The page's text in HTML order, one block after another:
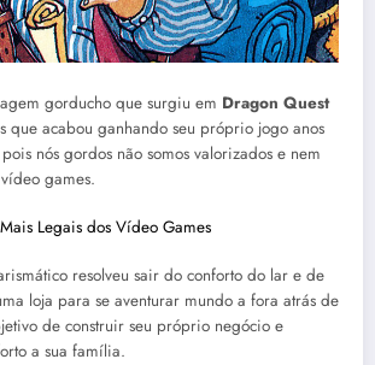
gorducho que surgiu em Dragon Quest
que acabou ganhando seu próprio jogo anos
nós gordos não somos valorizados e nem
games.
Legais dos Vídeo Games
resolveu sair do conforto do lar e de
loja para se aventurar mundo a fora atrás de
de construir seu próprio negócio e
a sua família.